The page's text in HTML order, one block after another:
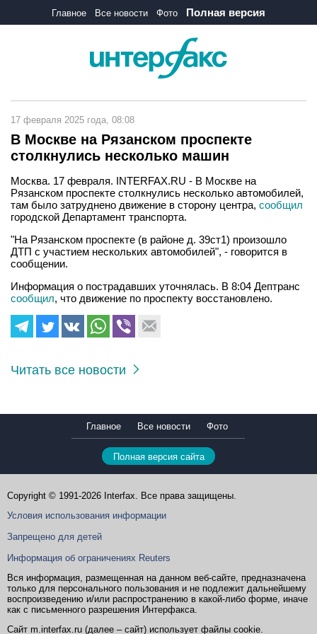
Главное Все новости Фото Полная версия
17 февраля 2025 года, 08:08
В Москве на Рязанском проспекте
столкнулись несколько машин
Москва. 17 февраля. INTERFAX.RU - В Москве на
Рязанском проспекте столкнулись несколько автомобилей,
там было затруднено движение в сторону центра, сообщил
городской Департамент транспорта.
"На Рязанском проспекте (в районе д. 39ст1) произошло
ДТП с участием нескольких автомобилей", - говорится в
сообщении.
Информация о пострадавших уточнялась. В 8:04 Дептранс
сообщил, что движение по проспекту восстановлено.
Читать все новости
Главное Все новости Фото
Полная версия сайта
Copyright © 1991-2026 Interfax. Все права защищены.
Условия использования информации
Запрещено для детей
Информация об ограничениях Reuters
Вся информация, размещенная на данном веб-сайте, предназначена
только для персонального пользования и не подлежит дальнейшему
воспроизведению и/или распространению в какой-либо форме, иначе
как с письменного разрешения Интерфакса.
Сайт m.interfax.ru (далее – сайт) использует файлы cookie.